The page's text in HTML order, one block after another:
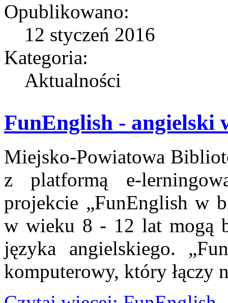
Opublikowano:
12 styczeń 2016
Kategoria:
Aktualności
FunEnglish - angielski
Miejsko-Powiatowa
z platformą e-
projekcie „FunEnglish w
w wieku 8 - 12 lat mogą
języka angielskiego.
komputerowy, który łączy